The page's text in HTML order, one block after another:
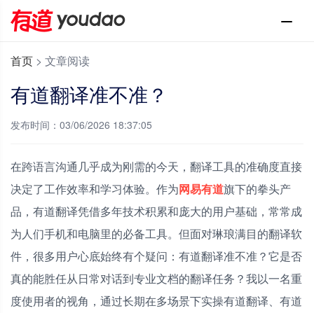
首页 > 文章阅读
有道翻译准不准？
发布时间：03/06/2026 18:37:05
在跨语言沟通几乎成为刚需的今天，翻译工具的准确度直接
决定了工作效率和学习体验。作为网易有道旗下的拳头产
品，有道翻译凭借多年技术积累和庞大的用户基础，常常成
为人们手机和电脑里的必备工具。但面对琳琅满目的翻译软
件，很多用户心底始终有个疑问：有道翻译准不准？它是否
真的能胜任从日常对话到专业文档的翻译任务？我以一名重
度使用者的视角，通过长期在多场景下实操有道翻译、有道